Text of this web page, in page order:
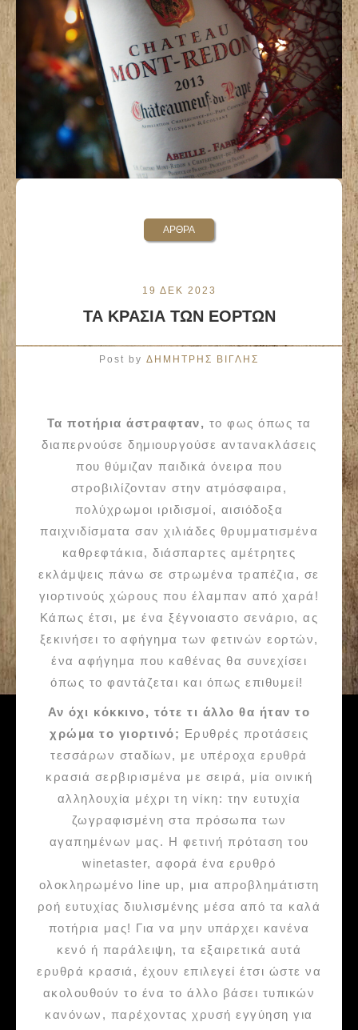
ΑΡΘΡΑ
19 ΔΕΚ 2023
ΤΑ ΚΡΑΣΙΑ ΤΩΝ ΕΟΡΤΩΝ
Post by ΔΗΜΗΤΡΗΣ ΒΙΓΛΗΣ
Τα ποτήρια άστραφταν, το φως όπως τα
διαπερνούσε δημιουργούσε αντανακλάσεις
που θύμιζαν παιδικά όνειρα που
στροβιλίζονταν στην ατμόσφαιρα,
πολύχρωμοι ιριδισμοί, αισιόδοξα
παιχνιδίσματα σαν χιλιάδες θρυμματισμένα
καθρεφτάκια, διάσπαρτες αμέτρητες
εκλάμψεις πάνω σε στρωμένα τραπέζια, σε
γιορτινούς χώρους που έλαμπαν από χαρά!
Κάπως έτσι, με ένα ξέγνοιαστο σενάριο, ας
ξεκινήσει το αφήγημα των φετινών εορτών,
ένα αφήγημα που καθένας θα συνεχίσει
όπως το φαντάζεται και όπως επιθυμεί!
Αν όχι κόκκινο, τότε τι άλλο θα ήταν το
χρώμα το γιορτινό; Ερυθρές προτάσεις
τεσσάρων σταδίων, με υπέροχα ερυθρά
κρασιά σερβιρισμένα με σειρά, μία οινική
αλληλουχία μέχρι τη νίκη: την ευτυχία
ζωγραφισμένη στα πρόσωπα των
αγαπημένων μας. Η φετινή πρόταση του
winetaster, αφορά ένα ερυθρό
ολοκληρωμένο line up, μια απροβλημάτιστη
ροή ευτυχίας διυλισμένης μέσα από τα καλά
ποτήρια μας! Για να μην υπάρχει κανένα
κενό ή παράλειψη, τα εξαιρετικά αυτά
ερυθρά κρασιά, έχουν επιλεγεί έτσι ώστε να
ακολουθούν το ένα το άλλο βάσει τυπικών
κανόνων, παρέχοντας χρυσή εγγύηση για